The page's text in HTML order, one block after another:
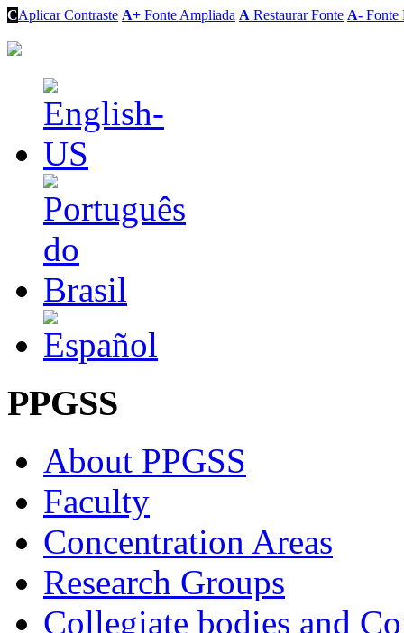
CAplicar Contraste A+ Fonte Ampliada A Restaurar Fonte A- Fonte
PPGSS
About PPGSS
Faculty
Concentration Areas
Research Groups
Collegiate bodies and